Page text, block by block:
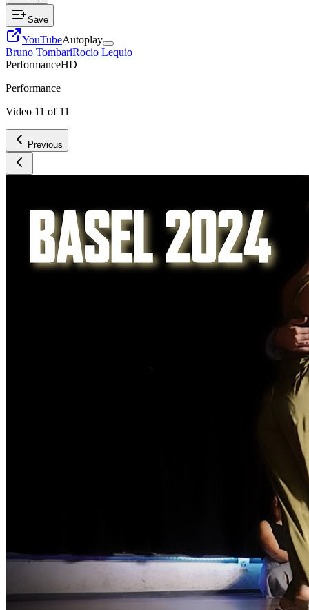
Save
YouTubeAutoplay
Bruno TombariRocio Lequio
PerformanceHD
Performance
Video 11 of 11
Previous